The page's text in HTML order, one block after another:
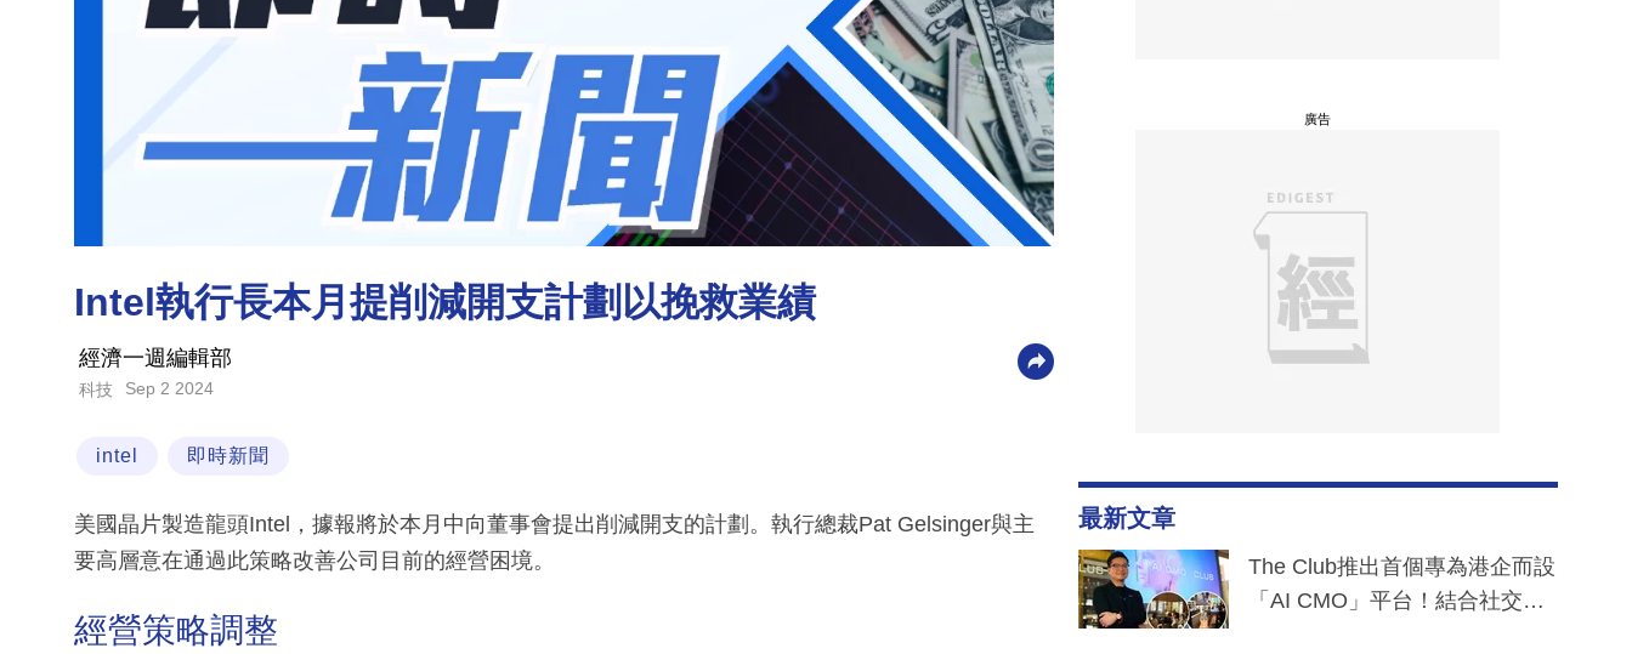
Intel執行長本月提削減開支計劃以挽救業績
經濟一週編輯部
科技 Sep 2 2024
intel 即時新聞
美國晶片製造龍頭Intel，據報將於本月中向董事會提出削減開支的計劃。執行總裁Pat Gelsinger與主
要高層意在通過此策略改善公司目前的經營困境。
經營策略調整
廣告
最新文章
The Club推出首個專為港企而設
「AI CMO」平台！結合社交聆